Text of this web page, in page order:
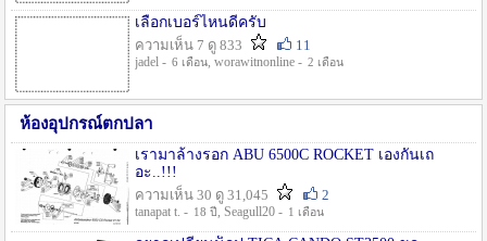
เลือกเบอร์ไหนดีครับ
ความเห็น 7 ดู 833
11
jadel - 6 เดือน, worawitnonline - 2 เดือน
ห้องอุปกรณ์ตกปลา
เรามาล้างรอก ABU 6500C ROCKET เองกันเถ
อะ..!!!
ความเห็น 30 ดู 31,045
2
tanapat t. - 18 ปี , Seagull20 - 1 เดือน